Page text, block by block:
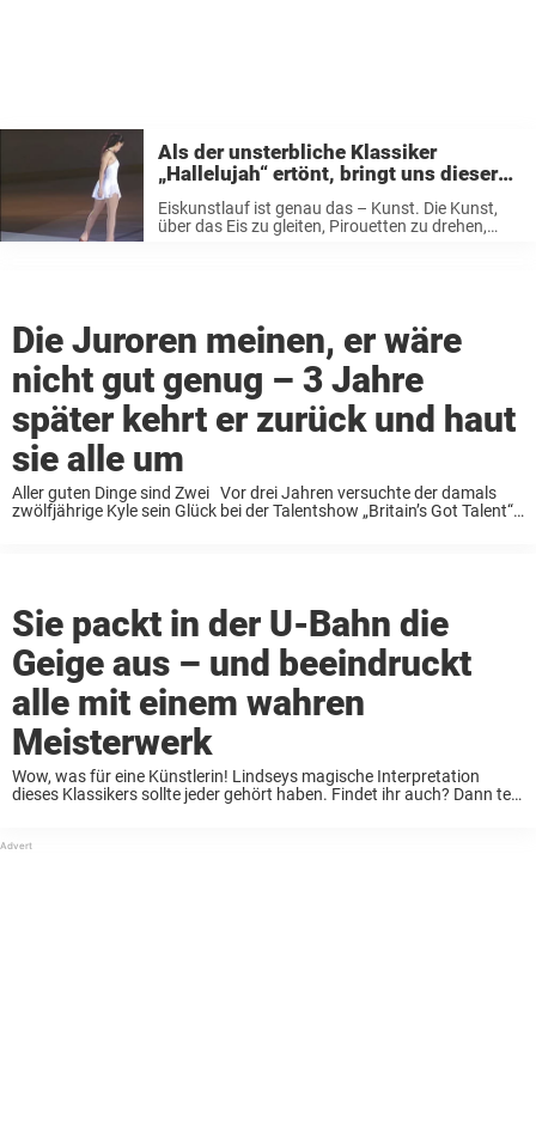
Als der unsterbliche Klassiker
„Hallelujah“ ertönt, bringt uns dieser
Eiskunstlauf ist genau das – Kunst. Die Kunst,
über das Eis zu gleiten, Pirouetten zu drehen,
Die Juroren meinen, er wäre
nicht gut genug – 3 Jahre
später kehrt er zurück und haut
sie alle um
Aller guten Dinge sind Zwei Vor drei Jahren versuchte der damals
zwölfjährige Kyle sein Glück bei der Talentshow „Britain’s Got Talent“.
Sie packt in der U-Bahn die
Geige aus – und beeindruckt
alle mit einem wahren
Meisterwerk
Wow, was für eine Künstlerin! Lindseys magische Interpretation
dieses Klassikers sollte jeder gehört haben. Findet ihr auch? Dann teilt